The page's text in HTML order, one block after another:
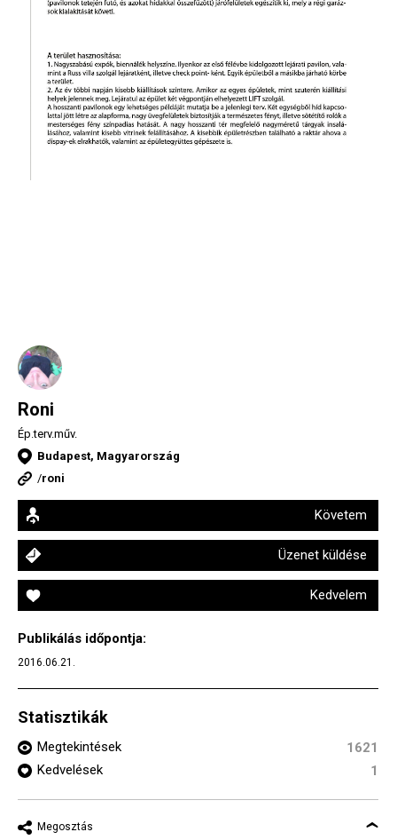
Roni
Ép.terv.műv.
Budapest, Magyarország
/roni
Követem
Üzenet küldése
Kedvelem
Publikálás időpontja:
2016.06.21.
Statisztikák
Megtekintések
1621
Kedvelések
1
Megosztás